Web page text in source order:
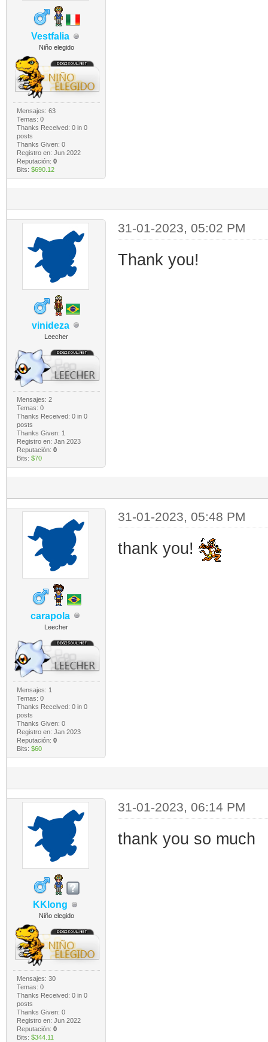
Vestfalia
Niño elegido
Mensajes: 63
Temas: 0
Thanks Received: 0in 0
posts
Thanks Given: 0
Registro en: Jun 2022
Reputación: 0
Bits: $690.12
vinideza
Leecher
Mensajes: 2
Temas: 0
Thanks Received: 0in 0
posts
Thanks Given: 1
Registro en: Jan 2023
Reputación: 0
Bits: $70
31-01-2023, 05:02 PM
Thank you!
carapola
Leecher
Mensajes: 1
Temas: 0
Thanks Received: 0in 0
posts
Thanks Given: 0
Registro en: Jan 2023
Reputación: 0
Bits: $60
31-01-2023, 05:48 PM
thank you!
KKlong
Niño elegido
Mensajes: 30
Temas: 0
Thanks Received: 0in 0
posts
Thanks Given: 0
Registro en: Jun 2022
Reputación: 0
Bits: $344.11
31-01-2023, 06:14 PM
thank you so much